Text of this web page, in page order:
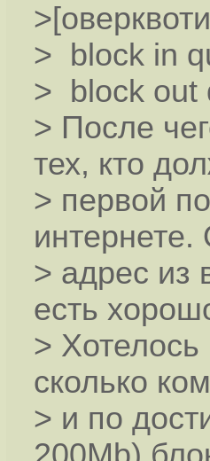
> block in
> block out
> После
тех, кто
> первой
> адрес из
есть
> Хотелось
сколько
> и по